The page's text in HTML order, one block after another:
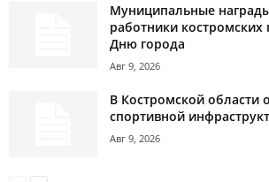
Муниципальные
работники костромских
Дню города
Авг 9, 2026
В Костромской области
спортивной
Авг 9, 2026